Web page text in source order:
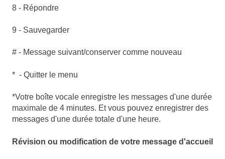
8 - Répondre
9 - Sauvegarder
# - Message suivant/conserver comme nouveau
* - Quitter le menu
*Votre boîte vocale enregistre les messages d'une durée
maximale de 4 minutes. Et vous pouvez enregistrer des
messages d'une durée totale d'une heure.
Révision ou modification de votre message d'accueil